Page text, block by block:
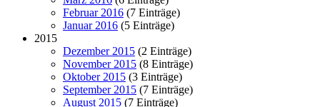
Februar 2016 (7 Einträge)
Januar 2016 (5 Einträge)
2015
Dezember 2015 (2 Einträge)
November 2015 (8 Einträge)
Oktober 2015 (3 Einträge)
September 2015 (7 Einträge)
August 2015 (7 Einträge)